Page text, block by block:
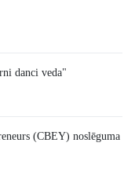
danci veda"
(CBEY) noslēguma